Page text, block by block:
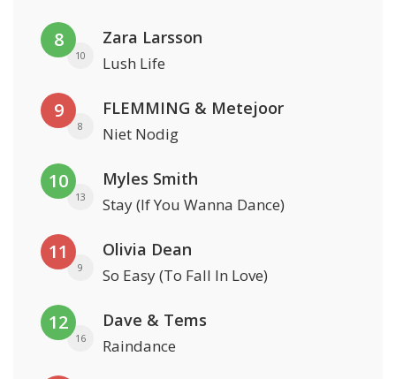
8
10
Zara Larsson
Lush Life
9
8
FLEMMING & Metejoor
Niet Nodig
10
13
Myles Smith
Stay (If You Wanna Dance)
11
9
Olivia Dean
So Easy (To Fall In Love)
12
16
Dave & Tems
Raindance